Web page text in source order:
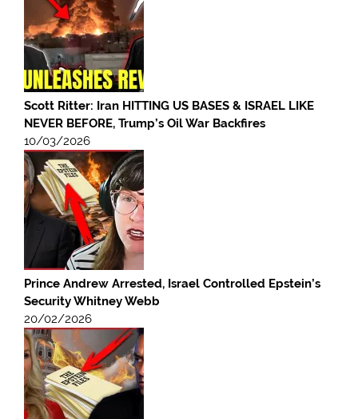
Scott Ritter: Iran HITTING US BASES & ISRAEL LIKE
NEVER BEFORE, Trump’s Oil War Backfires
10/03/2026
Prince Andrew Arrested, Israel Controlled Epstein’s
Security Whitney Webb
20/02/2026